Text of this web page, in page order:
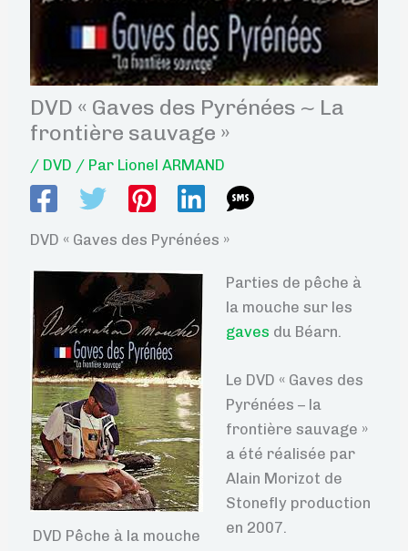
DVD « Gaves des Pyrénées ~ La
frontière sauvage »
/ DVD / Par Lionel ARMAND
DVD « Gaves des Pyrénées »
DVD Pêche à la mouche
Parties de pêche à
la mouche sur les
gaves du Béarn.
Le DVD « Gaves des
Pyrénées – la
frontière sauvage »
a été réalisée par
Alain Morizot de
Stonefly production
en 2007.